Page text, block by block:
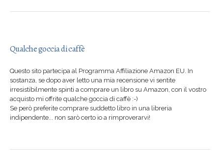
Qualche goccia di caffè
Questo sito partecipa al Programma Affiliazione Amazon EU. In
sostanza, se dopo aver letto una mia recensione vi sentite
irresistibilmente spinti a comprare un libro su Amazon, con il vostro
acquisto mi offrite qualche goccia di caffè :-)
Se però preferite comprare suddetto libro in una libreria
indipendente... non sarò certo io a rimproverarvi!